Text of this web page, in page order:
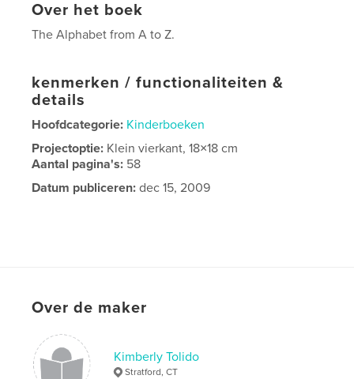
Over het boek
The Alphabet from A to Z.
kenmerken / functionaliteiten &
details
Hoofdcategorie: Kinderboeken
Projectoptie: Klein vierkant, 18×18 cm
Aantal pagina's: 58
Datum publiceren: dec 15, 2009
Over de maker
Kimberly Tolido
Stratford, CT